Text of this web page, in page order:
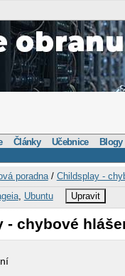
Články Učebnice Blogy
poradna/ Childsplay -
, Ubuntu Upravit
- chybové